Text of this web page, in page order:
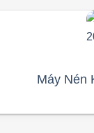
Máy Nén